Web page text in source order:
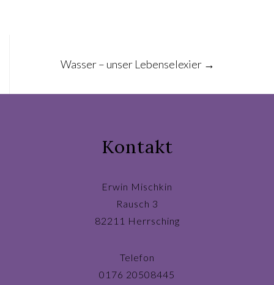
navigation
Wasser – unser Lebenselexier →
Kontakt
Erwin Mischkin
Rausch 3
82211 Herrsching
Telefon
0176 20508445